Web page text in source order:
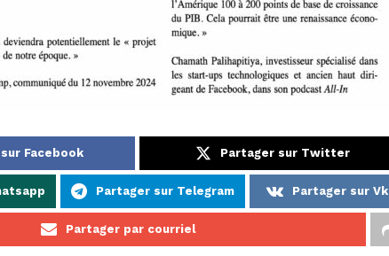
Facebook Partager sur Twitter
Partager sur Telegram Partager sur Vk
Partager par courriel